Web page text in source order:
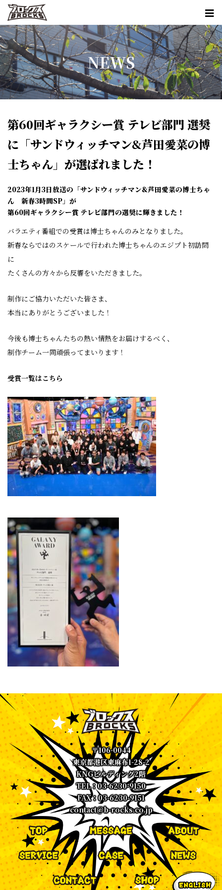
NEWS
第60回ギャラクシー賞 テレビ部門 選奨
に「サンドウィッチマン&芦田愛菜の博
士ちゃん」が選ばれました！
2023年1月3日放送の「サンドウィッチマン&芦田愛菜の博士ちゃ
ん 新春3時間SP」が
第60回ギャラクシー賞 テレビ部門の選奨に輝きました！
バラエティ番組での受賞は博士ちゃんのみとなりました。
新春ならではのスケールで行われた博士ちゃんのエジプト初訪問
に
たくさんの方々から反響をいただきました。
制作にご協力いただいた皆さま、
本当にありがとうございました！
今後も博士ちゃんたちの熱い情熱をお届けするべく、
制作チーム一同頑張ってまいります！
受賞一覧はこちら
〒106-0044
東京都港区東麻布1-28-2
KNGビルディング2階
TEL：03-6230-9150
FAX：03-6230-9151
contact@b-rocks.co.jp